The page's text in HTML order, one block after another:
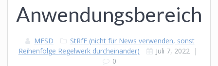
Anwendungsbereich
MFSD
StRfF (nicht für News verwenden, sonst
Reihenfolge Regelwerk durcheinander)
Juli 7, 2022 |
0